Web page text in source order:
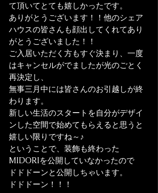
て頂いてとても嬉しかったです。
ありがとうございます！！他のシェア
ハウスの皆さんも顔出してくれてあり
がとうございました！！
ご入居いただく方もすぐ決まり、一度
はキャンセルがでましたが光のごとく
再決定し、
無事三月中には皆さんのお引越しが終
わります。
新しい生活のスタートを自分がデザイ
ンした空間で始めてもらえると思うと
嬉しい限りですね～♪
ということで、装飾も終わった
MIDORIを公開していなかったので
ドドドーンと公開しちゃいます。
ドドドーン！！！